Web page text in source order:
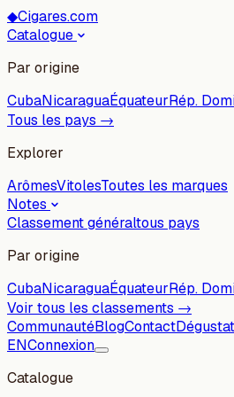
◆Cigares.com
Catalogue
Par origine
CubaNicaraguaÉquateurRép.
Tous les pays →
Explorer
ArômesVitolesToutes les marques
Notes
Classement généraltous pays
Par origine
CubaNicaraguaÉquateurRép.
Voir tous les classements →
CommunautéBlogContact
ENConnexion
Catalogue